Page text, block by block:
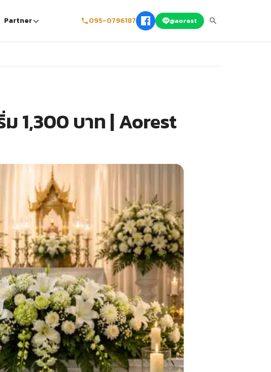
Partner 095-0796187 @aorest
1,300 บาท | Aorest